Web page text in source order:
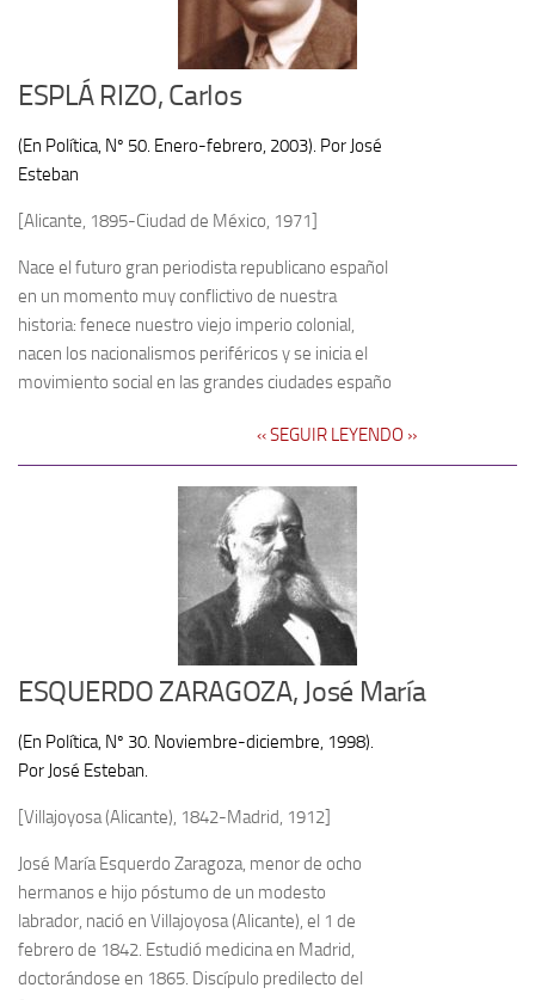
ESPLÁ RIZO, Carlos
(En Política, Nº 50. Enero-febrero, 2003). Por José
Esteban
[Alicante, 1895-Ciudad de México, 1971]
Nace el futuro gran periodista republicano español
en un momento muy conflictivo de nuestra
historia: fenece nuestro viejo imperio colonial,
nacen los nacionalismos periféricos y se inicia el
movimiento social en las grandes ciu­dades españo
‹‹ SEGUIR LEYENDO ››
ESQUERDO ZARAGOZA, José María
(En Política, Nº 30. Noviembre-diciembre, 1998).
Por José Esteban.
[Villajoyosa (Alicante), 1842-Madrid, 1912]
José María Esquerdo Zaragoza, menor de ocho
hermanos e hijo póstumo de un modesto
labrador, nació en Villajoyosa (Alicante), el 1 de
febrero de 1842. Estudió medicina en Madrid,
doctorándose en 1865. Discípulo predilecto del